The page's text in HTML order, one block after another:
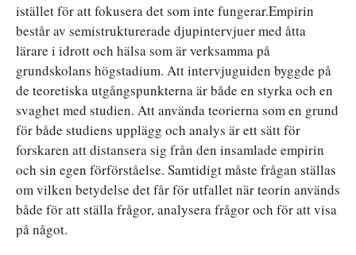
istället för att fokusera det som inte fungerar.Empirin
består av semistrukturerade djupintervjuer med åtta
lärare i idrott och hälsa som är verksamma på
grundskolans högstadium. Att intervjuguiden byggde på
de teoretiska utgångspunkterna är både en styrka och en
svaghet med studien. Att använda teorierna som en grund
för både studiens upplägg och analys är ett sätt för
forskaren att distansera sig från den insamlade empirin
och sin egen förförståelse. Samtidigt måste frågan ställas
om vilken betydelse det får för utfallet när teorin används
både för att ställa frågor, analysera frågor och för att visa
på något.